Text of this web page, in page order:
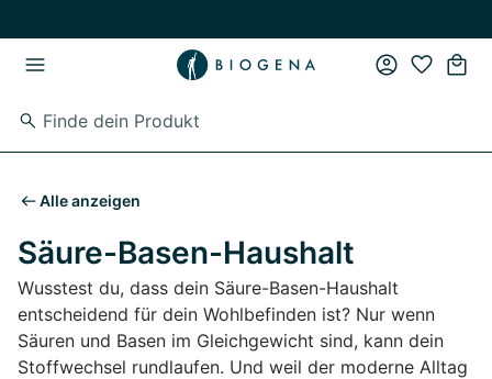
Alle anzeigen
Säure-Basen-Haushalt
Wusstest du, dass dein Säure-Basen-Haushalt
entscheidend für dein Wohlbefinden ist? Nur wenn
Säuren und Basen im Gleichgewicht sind, kann dein
Stoffwechsel rundlaufen. Und weil der moderne Alltag